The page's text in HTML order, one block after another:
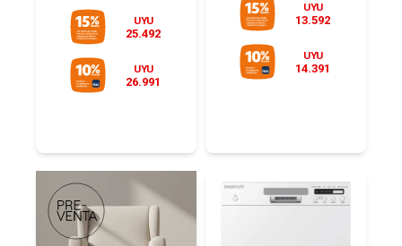
UYU
25.492
UYU
26.991
UYU
13.592
UYU
14.391